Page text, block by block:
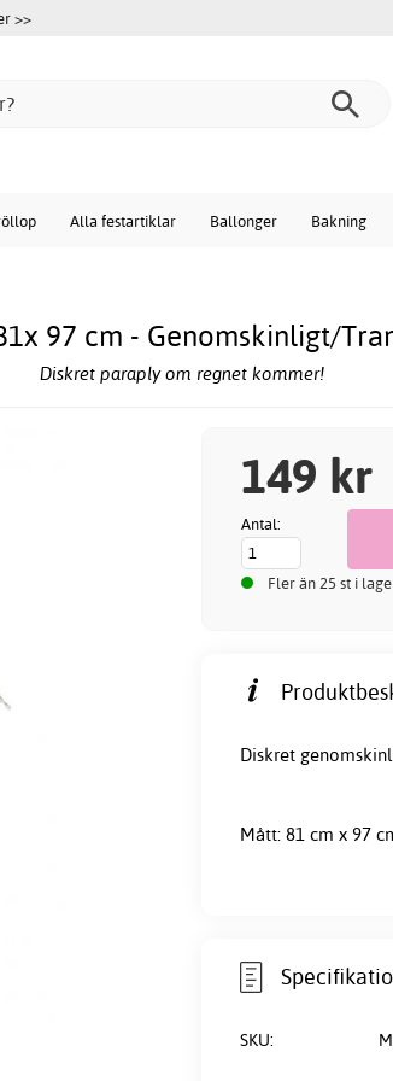
>>
Alla festartiklar Ballonger Bakning
97 cm - Genomskinligt/
Diskret paraply om regnet kommer!
149 kr
Antal:
Fler än 25 st i
Diskret
Mått: 81 cm x 97
SKU: